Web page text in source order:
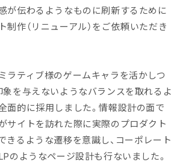
が伝わるようなものに刷新するために
制作（リニューアル）をご依頼いただき
ラティブ様のゲームキャラを活かしつ
象を与えないようなバランスを取れるよ
面的に採用しました。情報設計の面で
サイトを訪れた際に実際のプロダクト
きるような遷移を意識し、コーポレート
のようなページ設計も行ないました。